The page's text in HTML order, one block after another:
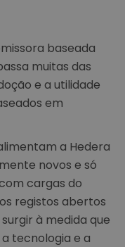
baseada
muitas das
e a utilidade
em
a Hedera
novos e só
cargas do
registos abertos
à medida que
tecnologia e a